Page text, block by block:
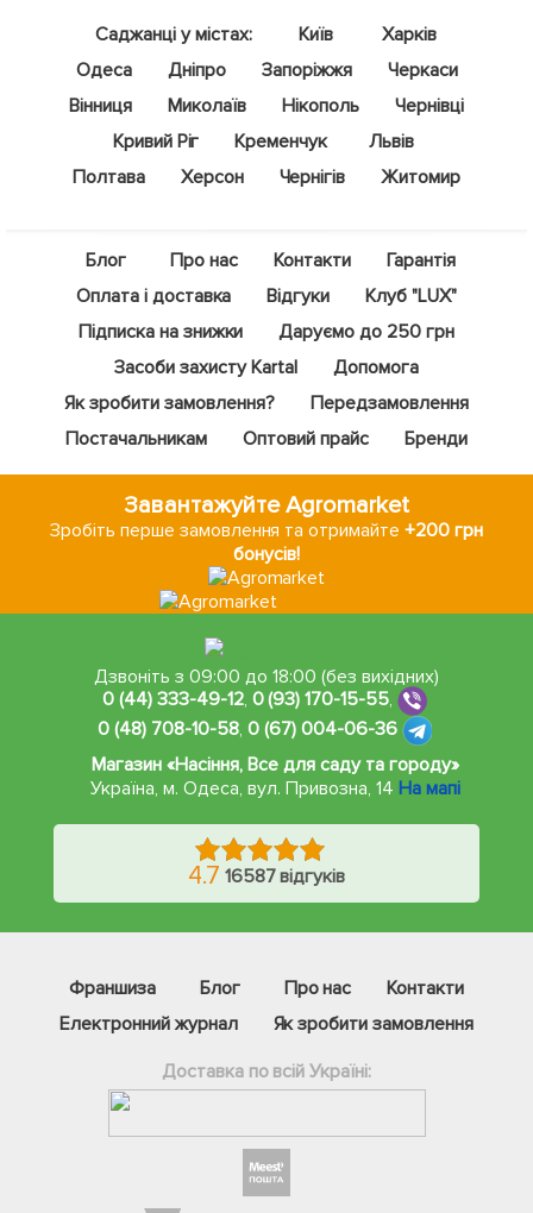
Саджанці у містах: Київ
Харків
Одеса
Дніпро Запоріжжя
Черкаси
Вінниця
Миколаїв Нікополь
Чернівці
Кривий Ріг
Кременчук
Львів
Полтава
Херсон Чернігів Житомир
Блог Про нас Контакти
Гарантія
Оплата і доставка
Відгуки
Клуб "LUX"
Підписка на знижки
Даруємо до 250 грн
Засоби захисту Kartal
Допомога
Як зробити замовлення?
Передзамовлення
Постачальникам
Оптовий прайс Бренди
Завантажуйте Agromarket
Зробіть перше замовлення та отримайте+200 грн
бонусів!
Дзвоніть з 09:00 до 18:00 (без вихідних)
0 (44) 333-49-12, 0 (93) 170-15-55,
0 (48) 708-10-58, 0 (67) 004-06-36
Магазин «Насіння, Все для саду та городу»
Україна, м. Одеса,вул. Привозна, 14 На мапі
4.7 16587 відгуків
Франшиза Блог Про нас
Контакти
Електронний журнал
Як зробити замовлення
Доставка по всій Україні: